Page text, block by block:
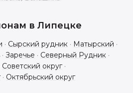
в Липецке
· Сырский рудник · Матырский ·
· Заречье · Северный Рудник ·
Советский округ·
· Октябрьский округ